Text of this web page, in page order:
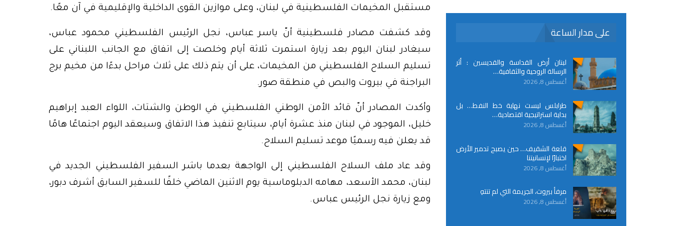
مستقبل المخيمات الفلسطينية في لبنان، وعلى موازين القوى الداخلية والإقليمية في آن معًا.
وقد كشفت مصادر فلسطينية أنّ ياسر عباس، نجل الرئيس الفلسطيني محمود عباس،
سيغادر لبنان اليوم بعد زيارة استمرت ثلاثة أيام وخلصت إلى اتفاق مع الجانب اللبناني على
تسليم السلاح الفلسطيني من المخيمات، على أن يتم ذلك على ثلاث مراحل بدءًا من مخيم برج
البراجنة في بيروت والبص في منطقة صور.
وأكدت المصادر أنّ قائد الأمن الوطني الفلسطيني في الوطن والشتات، اللواء العبد إبراهيم
خليل، الموجود في لبنان منذ عشرة أيام، سيتابع تنفيذ هذا الاتفاق وسيعقد اليوم اجتماعًا هامًا
قد يعلن فيه رسميًا موعد تسليم السلاح.
وقد عاد ملف السلاح الفلسطيني إلى الواجهة بعدما باشر السفير الفلسطيني الجديد في
لبنان، محمد الأسعد، مهامه الدبلوماسية يوم الاثنين الماضي خلفًا للسفير السابق أشرف دبور،
ومع زيارة نجل الرئيس عباس.
على مدار الساعة
لبنان أرض القداسة والقديسين : أثر
الرسالة الروحية والثقافية…
أغسطس 8, 2026
طرابلس ليست نهاية خط النفط… بل
بداية استراتيجية اقتصادية…
أغسطس 8, 2026
قلعة الشقيف… حين يصبح تدمير الأرض
اختبارًا لإنسانيتنا
أغسطس 8, 2026
مرفأ بيروت، الجريمة التي لم تنتهِ
أغسطس 8, 2026